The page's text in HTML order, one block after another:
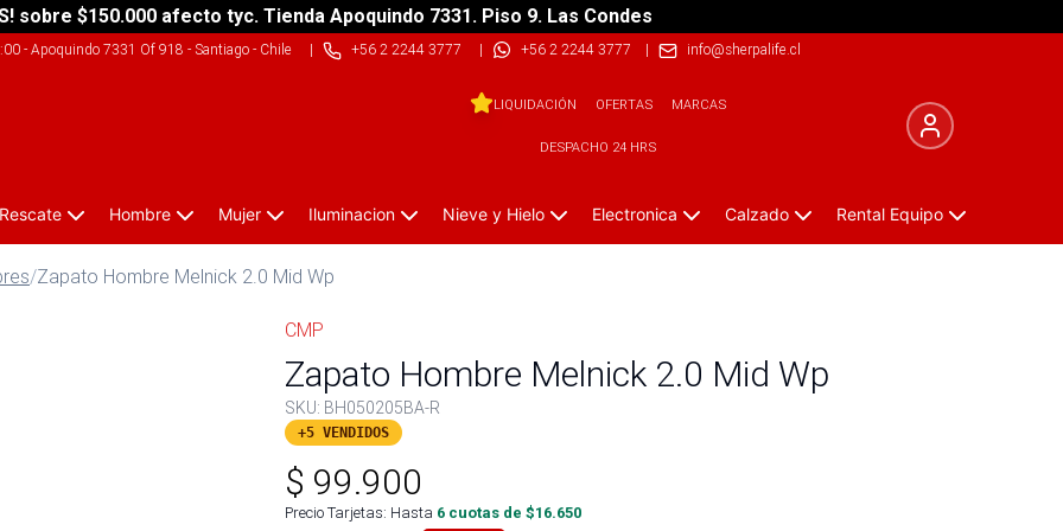
sobre $150.000 afecto tyc. Tienda Apoquindo 7331. Piso 9. Las Condes
- Apoquindo 7331 Of 918 - Santiago - Chile| +56 2 2244 3777 | +56 2 2244 3777 | info@sherpalife.cl
LIQUIDACIÓN OFERTAS MARCAS
DESPACHO 24 HRS
Hombre Mujer Iluminacion Nieve y Hielo Electronica Calzado Rental Equipo
/Zapato Hombre Melnick 2.0 Mid Wp
CMP
Zapato Hombre Melnick 2.0 Mid Wp
SKU: BH050205BA-R
+5 VENDIDOS
$ 99.900
Precio Tarjetas: Hasta 6 cuotas de $16.650